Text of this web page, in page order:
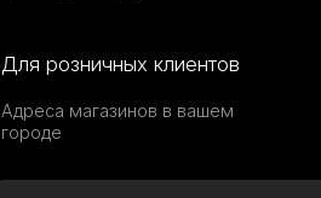
Для розничных клиентов
Адреса магазинов в вашем
городе